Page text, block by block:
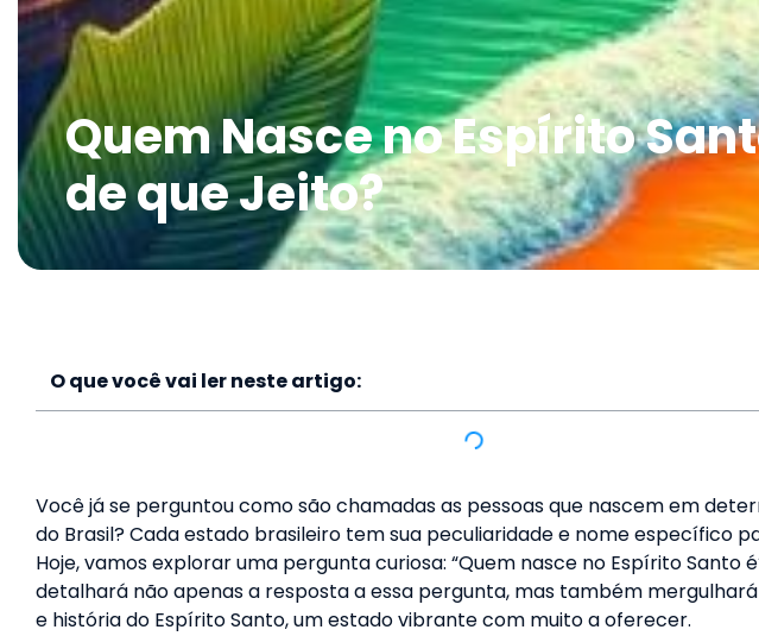
Quem Nasce no Espírito
de que Jeito?
O que você vai ler neste artigo:
Você já se perguntou como são chamadas as pessoas que nascem em
do Brasil? Cada estado brasileiro tem sua peculiaridade e nome específico
Hoje, vamos explorar uma pergunta curiosa: “Quem nasce no Espírito Santo
detalhará não apenas a resposta a essa pergunta, mas também
e história do Espírito Santo, um estado vibrante com muito a oferecer.